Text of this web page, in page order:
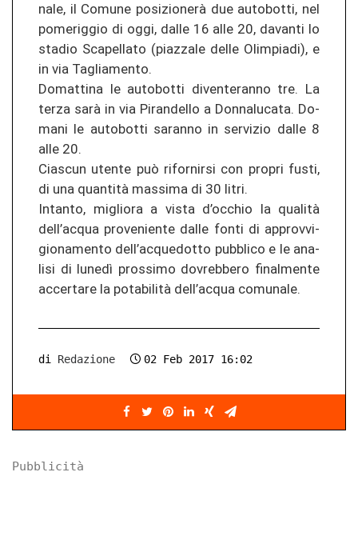
na­le, il Co­mu­ne posizionerà due au­to­bot­ti, nel
po­me­rig­gio di oggi, dalle 16 alle 20, da­van­ti lo
sta­dio Sca­pel­la­to (pia­z­za­le delle Olim­pia­di), e
in via Tag­lia­men­to.
Do­mat­ti­na le au­to­bot­ti di­ven­teran­no tre. La
terza sarà in via Pi­ran­del­lo a Don­na­lu­ca­ta. Do­
ma­ni le au­to­bot­ti sa­ran­no in ser­vi­zio dalle 8
alle 20.
Cias­cun uten­te può ri­for­nir­si con pro­pri fusti,
di una quantità mas­si­ma di 30 litri.
In­tan­to, miglio­ra a vista d’oc­chio la qualità
dell’acqua pro­ve­nien­te dalle fonti di ap­pro­v­vi­
gio­na­men­to dell’ac­que­dot­to pu­bbli­co e le ana­
li­si di lunedì pros­si­mo do­vreb­be­ro fi­nal­men­te
ac­cer­ta­re la potabilità dell’acqua co­mu­na­le.
di Redazione 02 Feb 2017 16:02
Pubblicità